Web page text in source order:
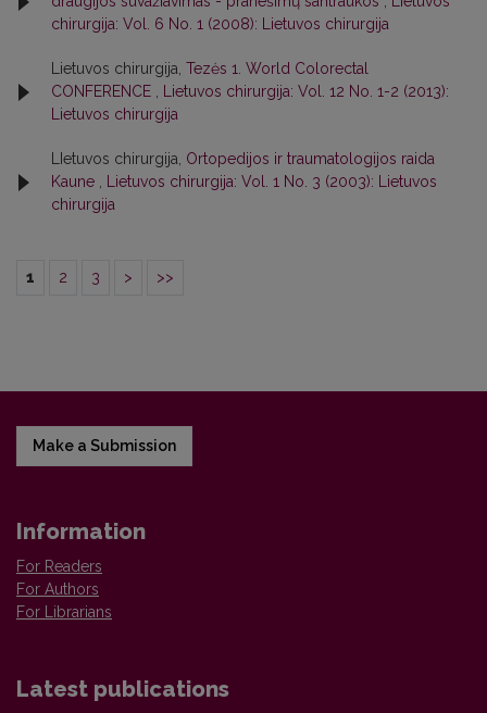
chirurgija: Vol. 6 No. 1 (2008): Lietuvos chirurgija
Lietuvos chirurgija, Tezės 1. World Colorectal
CONFERENCE
Lietuvos chirurgija: Vol. 12 No. 1-2 (2013):
Lietuvos chirurgija
LIetuvos chirurgija, Ortopedijos ir traumatologijos raida
Kaune
Lietuvos chirurgija: Vol. 1 No. 3 (2003): Lietuvos
chirurgija
1 2 3 > >>
Make a Submission
Information
For Readers
For Authors
For Librarians
Latest publications